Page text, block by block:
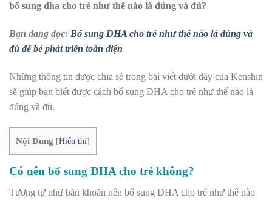
bổ sung dha cho trẻ như thế nào là đúng và đủ?
Bạn đang đọc: Bổ sung DHA cho trẻ như thế nào là đúng và
đủ để bé phát triển toàn diện
Những thông tin được chia sẻ trong bài viết dưới đây của Kenshin
sẽ giúp bạn biết được cách bổ sung DHA cho trẻ như thế nào là
đúng và đủ.
Nội Dung [Hiển thị]
Có nên bổ sung DHA cho trẻ không?
Tương tự như băn khoăn nên bổ sung DHA cho trẻ như thế nào